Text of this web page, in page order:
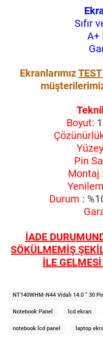
Sıfır
A+
Ekranlarımız
Boyut:
Pin
Montaj
Durum :
İADE
SÖKÜLMEMİŞ
İLE
NT140WHM-N44 Vidalı 14.0 '' 30
Notebook Panel lcd ekran
notebook lcd panel laptop